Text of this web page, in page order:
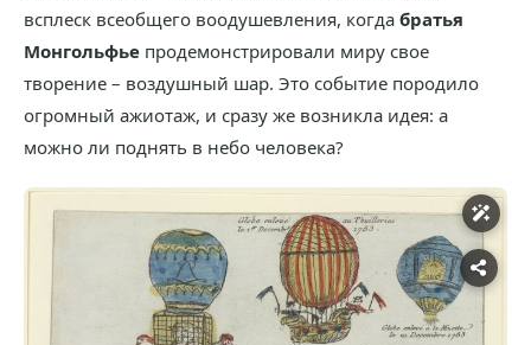
всплеск всеобщего воодушевления, когда братья
Монгольфье продемонстрировали миру свое
творение – воздушный шар. Это событие породило
огромный ажиотаж, и сразу же возникла идея: а
можно ли поднять в небо человека?